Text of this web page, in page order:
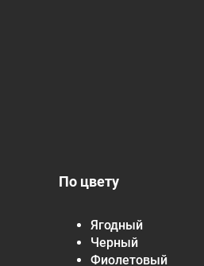
По цвету
Ягодный
Черный
Фиолетовый